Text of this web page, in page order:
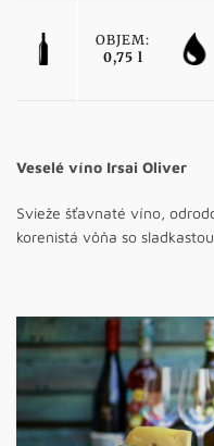
OBJEM:
0,75 l
Veselé víno Irsai Oliver
Svieže šťavnaté víno,
korenistá vôňa so